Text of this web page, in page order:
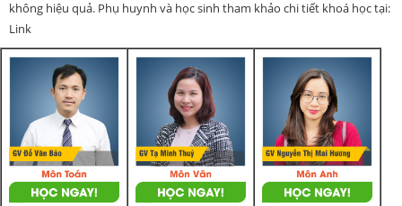
không hiệu quả. Phụ huynh và học sinh tham khảo chi tiết khoá học tại:
Link